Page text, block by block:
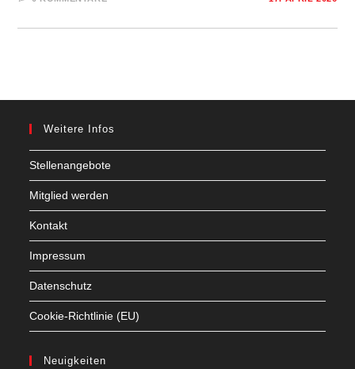
Weitere Infos
Stellenangebote
Mitglied werden
Kontakt
Impressum
Datenschutz
Cookie-Richtlinie (EU)
Neuigkeiten